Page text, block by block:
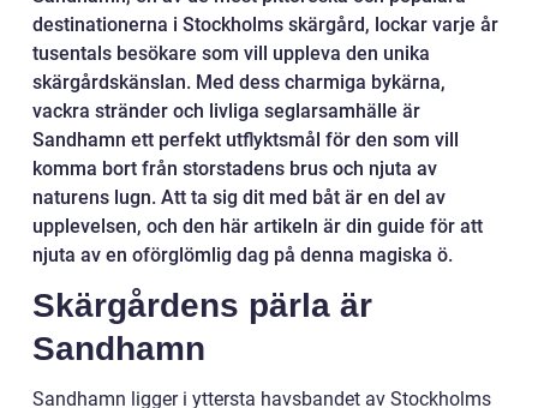
destinationerna i Stockholms skärgård, lockar varje år
tusentals besökare som vill uppleva den unika
skärgårdskänslan. Med dess charmiga bykärna,
vackra stränder och livliga seglarsamhälle är
Sandhamn ett perfekt utflyktsmål för den som vill
komma bort från storstadens brus och njuta av
naturens lugn. Att ta sig dit med båt är en del av
upplevelsen, och den här artikeln är din guide för att
njuta av en oförglömlig dag på denna magiska ö.
Skärgårdens pärla är
Sandhamn
Sandhamn ligger i yttersta havsbandet av Stockholms